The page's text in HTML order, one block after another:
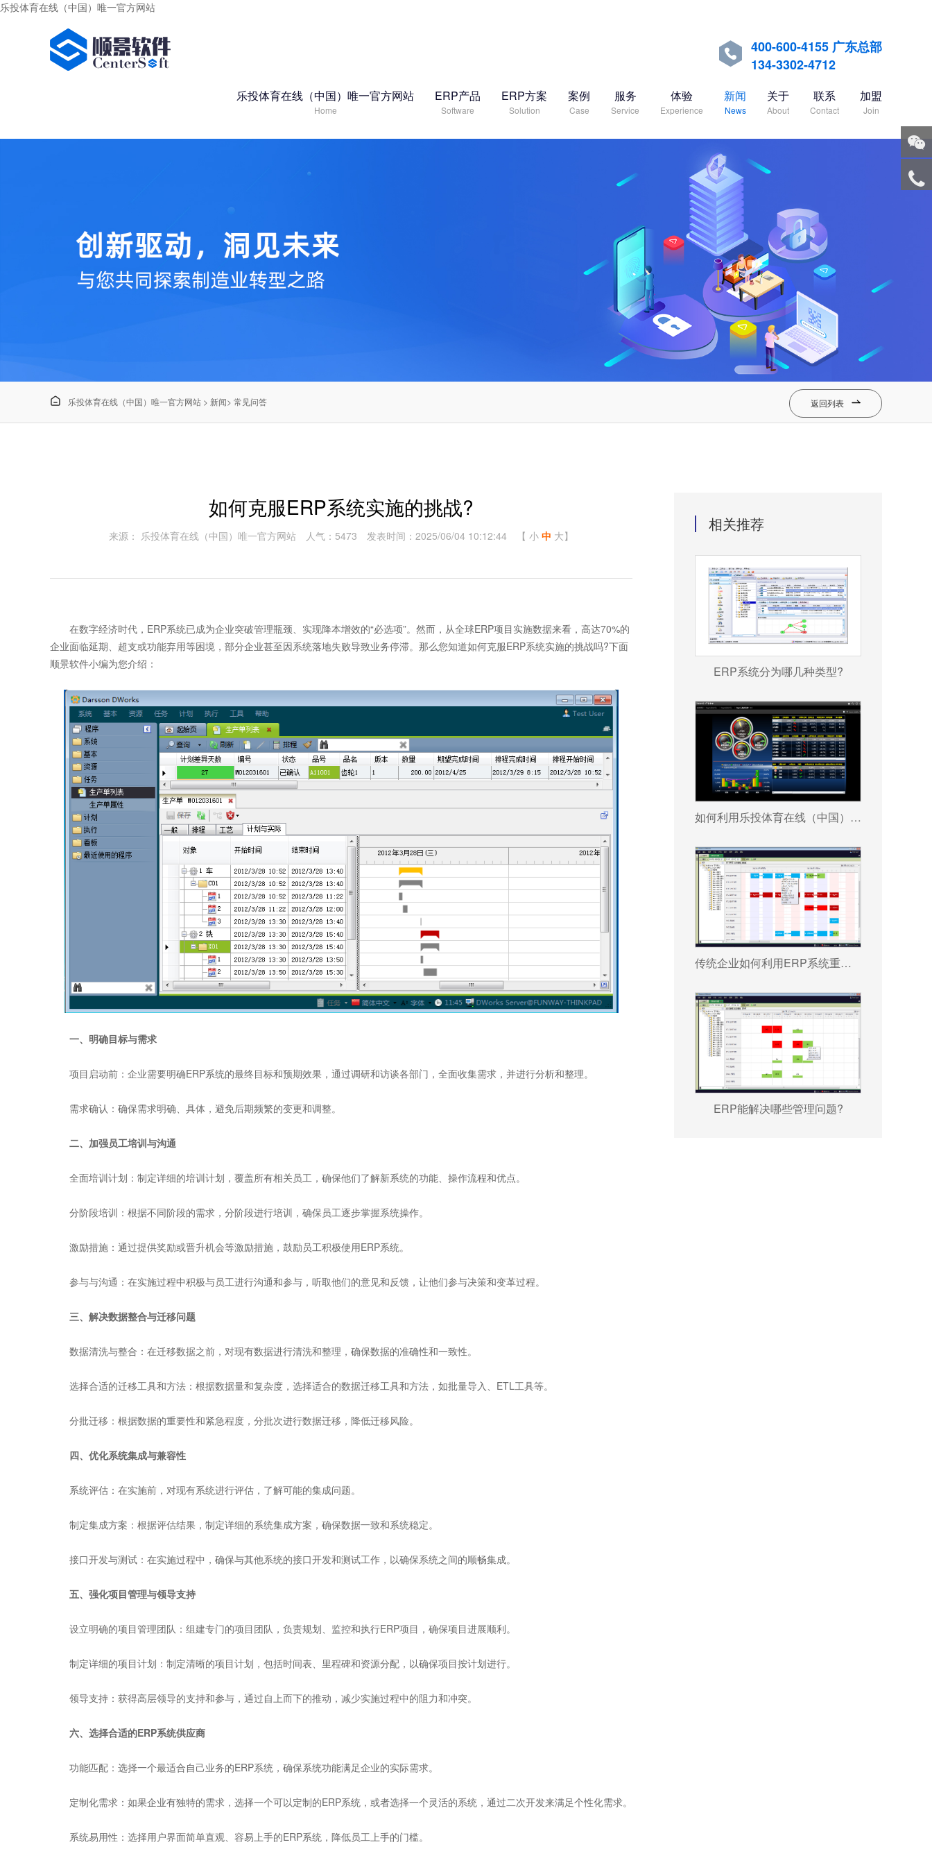
乐投体育在线（中国）唯一官方网站

400-600-4155 广东总部
134-3302-4712
乐投体育在线（中国）唯一官方网站
Home
ERP产品
Software
ERP方案
Solution
案例
Case
服务
Service
体验
Experience
新闻
News
关于
About
联系
Contact
加盟
Join
 乐投体育在线（中国）唯一官方网站 > 新闻> 常见问答 返回列表 
如何克服ERP系统实施的挑战?
来源： 乐投体育在线（中国）唯一官方网站 人气：5473 发表时间：2025/06/04 10:12:44 【 小 中 大】
在数字经济时代，ERP系统已成为企业突破管理瓶颈、实现降本增效的“必选项”。然而，从全球ERP项目实施数据来看，高达70%的
企业面临延期、超支或功能弃用等困境，部分企业甚至因系统落地失败导致业务停滞。那么您知道如何克服ERP系统实施的挑战吗?下面
顺景软件小编为您介绍：
一、明确目标与需求
‌项目启动前‌：企业需要明确ERP系统的最终目标和预期效果，通过调研和访谈各部门，全面收集需求，并进行分析和整理。
‌需求确认‌：确保需求明确、具体，避免后期频繁的变更和调整。
二、加强员工培训与沟通
‌全面培训计划‌：制定详细的培训计划，覆盖所有相关员工，确保他们了解新系统的功能、操作流程和优点。
‌分阶段培训‌：根据不同阶段的需求，分阶段进行培训，确保员工逐步掌握系统操作。
‌激励措施‌：通过提供奖励或晋升机会等激励措施，鼓励员工积极使用ERP系统。
‌参与与沟通‌：在实施过程中积极与员工进行沟通和参与，听取他们的意见和反馈，让他们参与决策和变革过程。
三、解决数据整合与迁移问题
‌数据清洗与整合‌：在迁移数据之前，对现有数据进行清洗和整理，确保数据的准确性和一致性。
‌选择合适的迁移工具和方法‌：根据数据量和复杂度，选择适合的数据迁移工具和方法，如批量导入、ETL工具等。
‌分批迁移‌：根据数据的重要性和紧急程度，分批次进行数据迁移，降低迁移风险。
四、优化系统集成与兼容性
‌系统评估‌：在实施前，对现有系统进行评估，了解可能的集成问题。
‌制定集成方案‌：根据评估结果，制定详细的系统集成方案，确保数据一致和系统稳定。
‌接口开发与测试‌：在实施过程中，确保与其他系统的接口开发和测试工作，以确保系统之间的顺畅集成。
五、强化项目管理与领导支持
‌设立明确的项目管理团队‌：组建专门的项目团队，负责规划、监控和执行ERP项目，确保项目进展顺利。
‌制定详细的项目计划‌：制定清晰的项目计划，包括时间表、里程碑和资源分配，以确保项目按计划进行。
‌领导支持‌：获得高层领导的支持和参与，通过自上而下的推动，减少实施过程中的阻力和冲突。
六、选择合适的ERP系统供应商
‌功能匹配‌：选择一个最适合自己业务的ERP系统，确保系统功能满足企业的实际需求。
‌定制化需求‌：如果企业有独特的需求，选择一个可以定制的ERP系统，或者选择一个灵活的系统，通过二次开发来满足个性化需求。
‌系统易用性‌：选择用户界面简单直观、容易上手的ERP系统，降低员工上手的门槛。
相关推荐
ERP系统分为哪几种类型?
如何利用乐投体育在线（中国）唯一官方网站 帮助企业更好地规避风险?
传统企业如何利用ERP系统重塑竞争力?
ERP能解决哪些管理问题?
微信